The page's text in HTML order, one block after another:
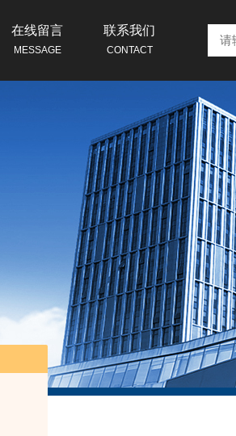
在线留言
MESSAGE
联系我们
CONTACT